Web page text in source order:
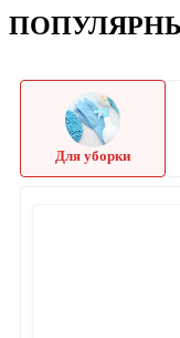
Для уборки